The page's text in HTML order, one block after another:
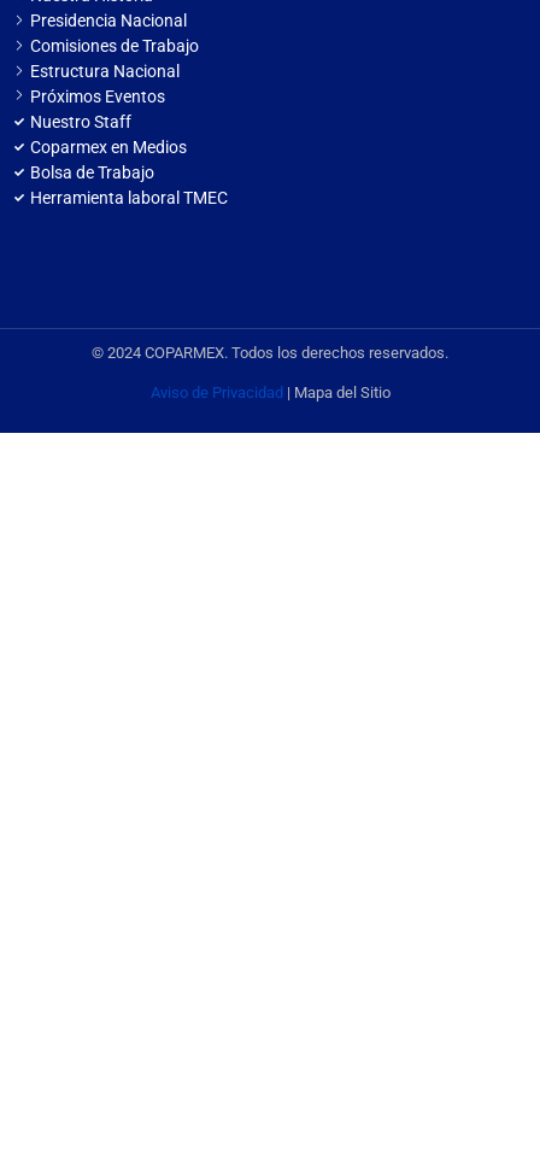
Presidencia Nacional
Comisiones de Trabajo
Estructura Nacional
Próximos Eventos
Nuestro Staff
Coparmex en Medios
Bolsa de Trabajo
Herramienta laboral TMEC
© 2024 COPARMEX. Todos los derechos reservados.
Aviso de Privacidad| Mapa del Sitio